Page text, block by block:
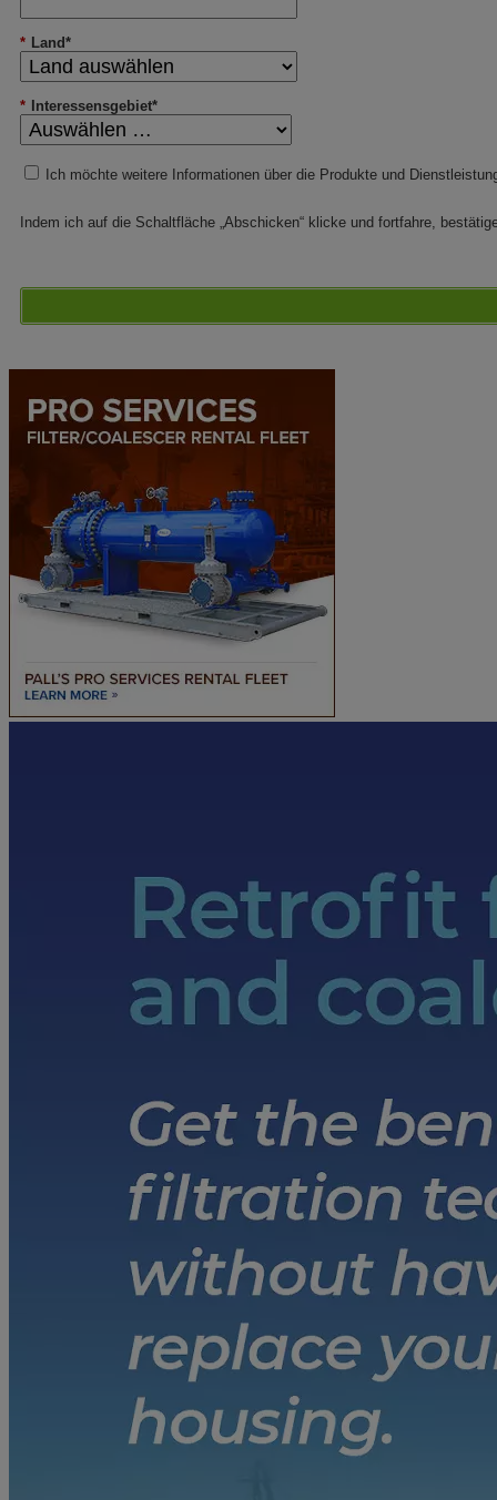
* Land*
* Interessensgebiet*
Ich möchte weitere Informationen über die Produkte und
Indem ich auf die Schaltfläche „Abschicken“ klicke und fortfahre,